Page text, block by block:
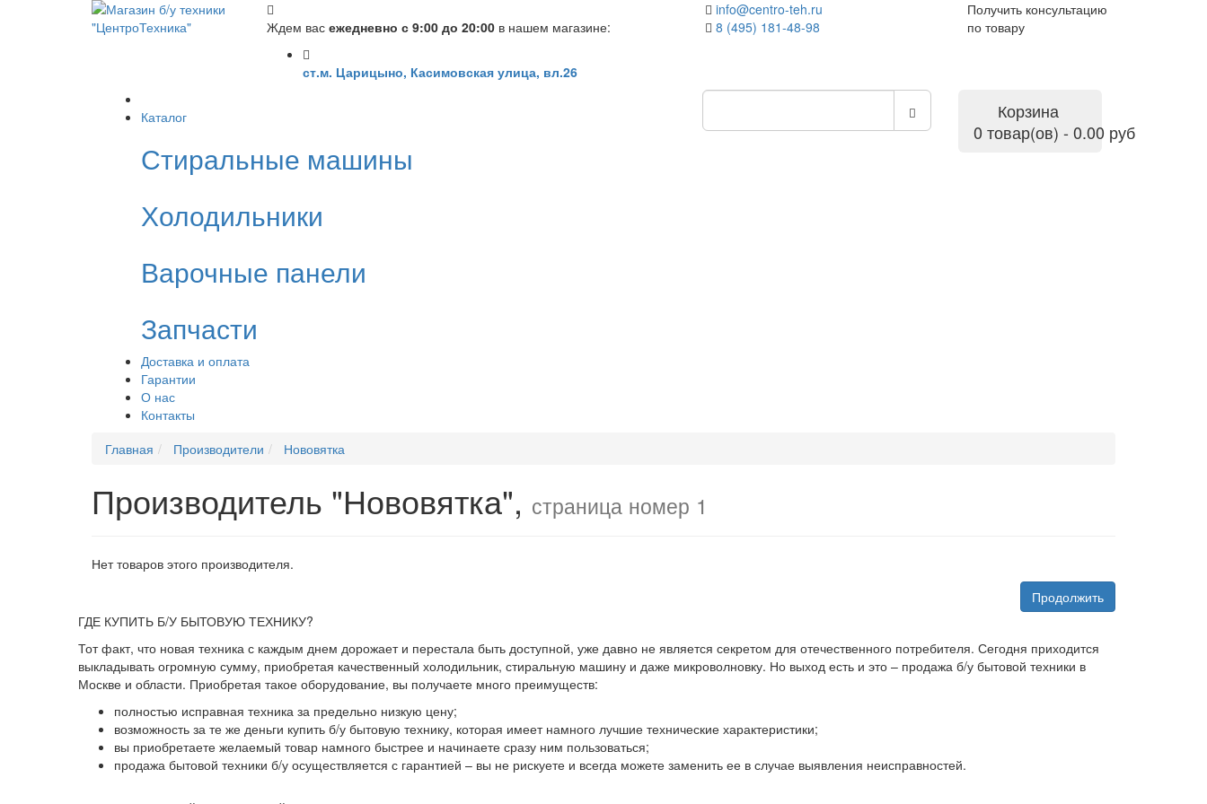
Ждем вас ежедневно с 9:00 до 20:00 в нашем магазине:
ст.м. Царицыно, Касимовская улица, вл.26
info@centro-teh.ru
8 (495) 181-48-98
Получить консультацию
по товару
Каталог
Стиральные машины
Холодильники
Варочные панели
Запчасти
Доставка и оплата
Гарантии
О нас
Контакты
Корзина
0 товар(ов) - 0.00 руб
Главная Производители Нововятка
Производитель "Нововятка", страница номер 1
Нет товаров этого производителя.
Продолжить
ГДЕ КУПИТЬ Б/У БЫТОВУЮ ТЕХНИКУ?
Тот факт, что новая техника с каждым днем дорожает и перестала быть доступной, уже давно не является секретом для отечественного потребителя. Сегодня приходится
выкладывать огромную сумму, приобретая качественный холодильник, стиральную машину и даже микроволновку. Но выход есть и это – продажа б/у бытовой техники в
Москве и области. Приобретая такое оборудование, вы получаете много преимуществ:
полностью исправная техника за предельно низкую цену;
возможность за те же деньги купить б/у бытовую технику, которая имеет намного лучшие технические характеристики;
вы приобретаете желаемый товар намного быстрее и начинаете сразу ним пользоваться;
продажа бытовой техники б/у осуществляется с гарантией – вы не рискуете и всегда можете заменить ее в случае выявления неисправностей.